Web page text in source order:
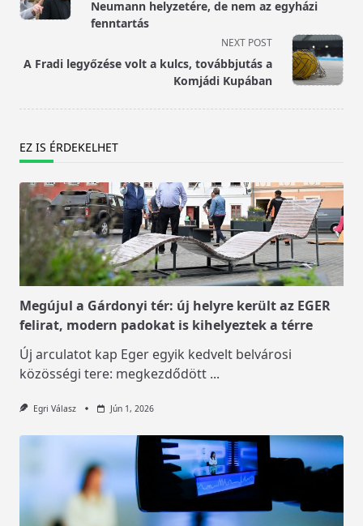
subtitle
screen-
text">Page</span>
Neumann helyzetére, de nem az egyházi
fenntartás
NEXT POST
A Fradi legyőzése volt a kulcs, továbbjutás a
Komjádi Kupában
EZ IS ÉRDEKELHET
Megújul a Gárdonyi tér: új helyre került az EGER
felirat, modern padokat is kihelyeztek a térre
Új arculatot kap Eger egyik kedvelt belvárosi
közösségi tere: megkezdődött ...
Egri Válasz Jún 1, 2026